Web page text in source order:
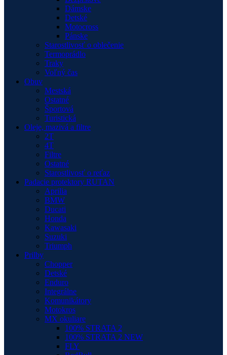
Dámske
Detské
Motocross
Pánske
Starostlivosť o oblečenie
Termoprádlo
Traky
Voľný čas
Obuv
Mestská
Ostatné
Športová
Turistická
Oleje, mazivá a filtre
2T
4T
Filtre
Ostatné
Starostlivosť o reťaz
Padacie protektory RUTAN
Aprilia
BMW
Ducati
Honda
Kawasaki
Suzuki
Triumph
Prilby
Chopper
Detské
Enduro
Integrálne
Komunikátory
Motokros
MX okuliare
100% STRATA 2
100% STRATA 2 NEW
FLY